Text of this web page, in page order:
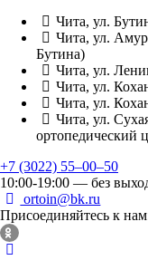
Чита, ул.
Чита, ул.
Бутина)
Чита, ул.
Чита, ул.
Чита, ул.
Чита, ул.
ортопедический
+7 (3022) 55‒00‒50
10:00-19:00 — без
ortoin@bk.ru
Присоединяйтесь к